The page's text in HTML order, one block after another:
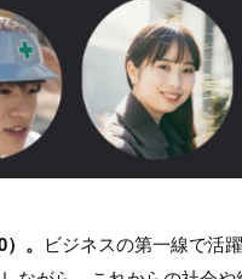
。 ビジネスの第一線で活